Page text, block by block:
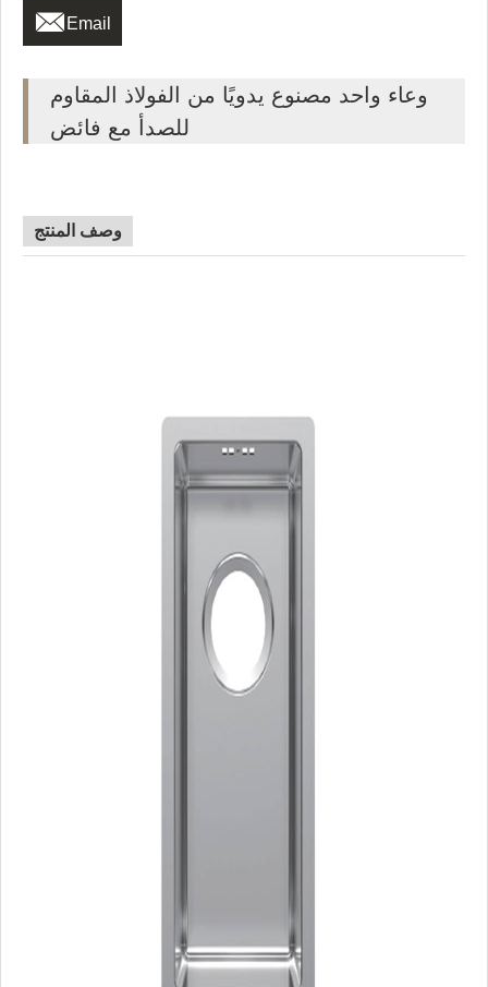
 Email
وعاء واحد مصنوع يدويًا من الفولاذ المقاوم
للصدأ مع فائض
وصف المنتج